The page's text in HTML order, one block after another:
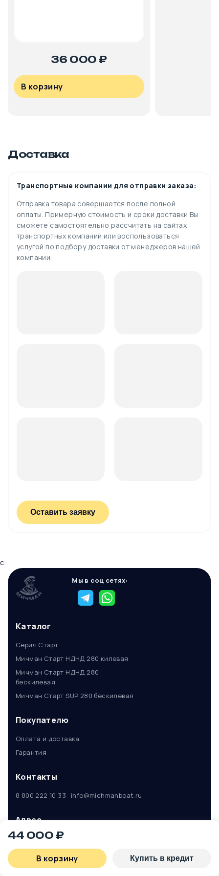
44 000 ₽
В корзину Купить в кредит
36 000 ₽
В корзину
Доставка
Транспортные компании для отправки заказа:
Отправка товара совершается после полной
оплаты. Примерную стоимость и сроки доставки Вы
сможете самостоятельно рассчитать на сайтах
транспортных компаний или воспользоваться
услугой по подбору доставки от менеджеров нашей
компании.
Оставить заявку
c
Каталог
Серия Старт
Мичман Старт НДНД 280 килевая
Мичман Старт НДНД 280
бескилевая
Мичман Старт SUP 280 бескилевая
Покупателю
Оплата и доставка
Гарантия
Контакты
8 800 222 10 33 info@michmanboat.ru
Адрес
Кировская область, Киров
городской округ ​с. Русское,
Улица Коммуны, 90.
Мы в соц сетях: